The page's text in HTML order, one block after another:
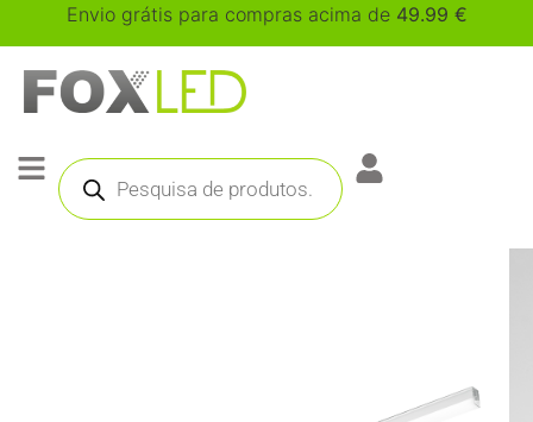
Envio grátis para compras acima de 49.99 €